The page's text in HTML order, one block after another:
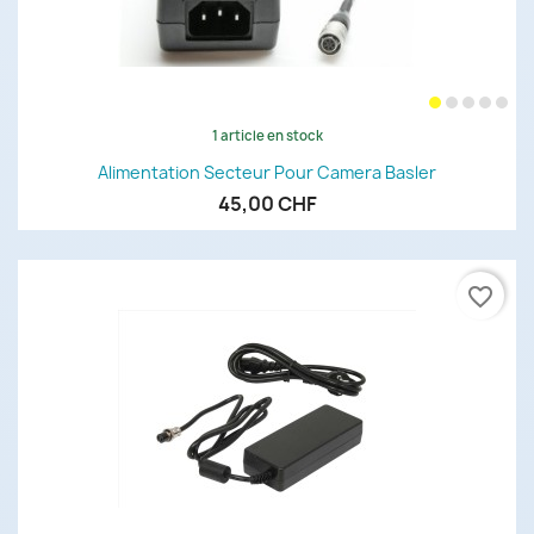
1 article en stock
Alimentation Secteur Pour Camera Basler
45,00 CHF
favorite_border